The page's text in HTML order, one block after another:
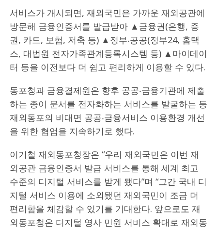
서비스가 개시되면, 재외국민은 가까운 재외공관에
방문해 금융인증서를 발급받아 ▲금융권(은행, 증
권, 카드, 보험, 저축 등) ▲정부‧공공(정부24, 홈택
스, 대법원 전자가족관계등록시스템 등) ▲마이데이
터 등을 이전보다 더 쉽고 편리하게 이용할 수 있다.
동포청과 금융결제원은 향후 공공‧금융기관에 제출
하는 종이 문서를 전자화하는 서비스를 발굴하는 등
재외동포의 비대면 공공‧금융서비스 이용환경 개선
을 위한 협업을 지속하기로 했다.
이기철 재외동포청장은 “우리 재외국민은 이번 재
외공관 금융인증서 발급 서비스를 통해 세계 최고
수준의 디지털 서비스를 받게 됐다”며 “그간 국내 디
지털 서비스 이용에 소외됐던 재외국민이 조금 더
편리함을 체감할 수 있기를 기대한다. 앞으로도 재
외동포청은 디지털 영사 민원 서비스 확대로 재외동